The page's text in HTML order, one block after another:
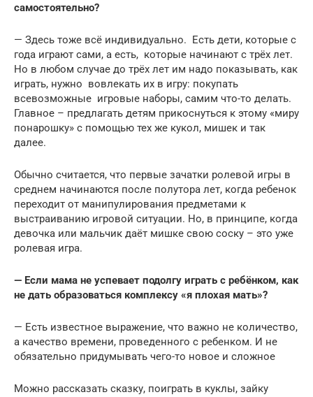
самостоятельно?
— Здесь тоже всё индивидуально. Есть дети, которые с
года играют сами, а есть, которые начинают с трёх лет.
Но в любом случае до трёх лет им надо показывать, как
играть, нужно вовлекать их в игру: покупать
всевозможные игровые наборы, самим что-то делать.
Главное – предлагать детям прикоснуться к этому «миру
понарошку» с помощью тех же кукол, мишек и так
далее.
Обычно считается, что первые зачатки ролевой игры в
среднем начинаются после полутора лет, когда ребенок
переходит от манипулирования предметами к
выстраиванию игровой ситуации. Но, в принципе, когда
девочка или мальчик даёт мишке свою соску – это уже
ролевая игра.
— Если мама не успевает подолгу играть с ребёнком, как
не дать образоваться комплексу «я плохая мать»?
— Есть известное выражение, что важно не количество,
а качество времени, проведенного с ребенком. И не
обязательно придумывать чего-то новое и сложное
Можно рассказать сказку, поиграть в куклы, зайку